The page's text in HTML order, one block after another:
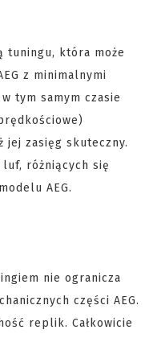
tuningu, która może
z minimalnymi
tym samym czasie
zasięg skuteczny.
różniących się
AEG.
nie ogranicza
części AEG.
replik. Całkowicie